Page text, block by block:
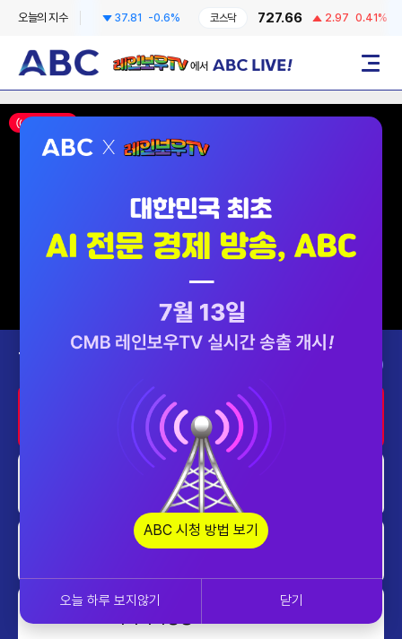
오늘의 지수
6258.57 37.81 -0.6% 코스닥 727.66 2.97 0.41%
레인보우TV에서 ABC LIVE! 메뉴
ON AIR
Today’s Program 2026-08-08 (토)
투데이 업&다운 mini
투데이 업&다운 mini
ABC 특집 대담
ABC 시청 방법 보기
오늘 하루 보지않기 닫기